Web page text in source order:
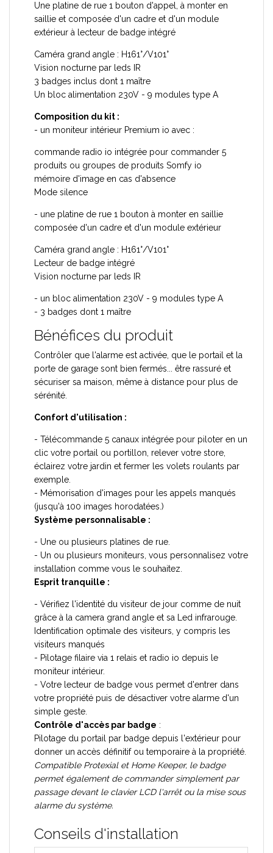
Une platine de rue 1 bouton d'appel, à monter en
saillie et composée d'un cadre et d'un module
extérieur à lecteur de badge intégré
Caméra grand angle : H161°/V101°
Vision nocturne par leds IR
3 badges inclus dont 1 maître
Un bloc alimentation 230V - 9 modules type A
Composition du kit :
- un moniteur intérieur Premium io avec :
commande radio io intégrée pour commander 5
produits ou groupes de produits Somfy io
mémoire d'image en cas d'absence
Mode silence
- une platine de rue 1 bouton à monter en saillie
composée d'un cadre et d'un module extérieur
Caméra grand angle : H161°/V101°
Lecteur de badge intégré
Vision nocturne par leds IR
- un bloc alimentation 230V - 9 modules type A
- 3 badges dont 1 maître
Bénéfices du produit
Contrôler que l'alarme est activée, que le portail et la
porte de garage sont bien fermés... être rassuré et
sécuriser sa maison, même à distance pour plus de
sérénité.
Confort d'utilisation :
- Télécommande 5 canaux intégrée pour piloter en un
clic votre portail ou portillon, relever votre store,
éclairez votre jardin et fermer les volets roulants par
exemple.
- Mémorisation d'images pour les appels manqués
(jusqu'à 100 images horodatées.)
Système personnalisable :
- Une ou plusieurs platines de rue.
- Un ou plusieurs moniteurs, vous personnalisez votre
installation comme vous le souhaitez.
Esprit tranquille :
- Vérifiez l'identité du visiteur de jour comme de nuit
grâce à la camera grand angle et sa Led infrarouge.
Identification optimale des visiteurs, y compris les
visiteurs manqués
- Pilotage filaire via 1 relais et radio io depuis le
moniteur intérieur.
- Votre lecteur de badge vous permet d'entrer dans
votre propriété puis de désactiver votre alarme d'un
simple geste.
Contrôle d'accès par badge :
Pilotage du portail par badge depuis l'extérieur pour
donner un accès définitif ou temporaire à la propriété.
Compatible Protexial et Home Keeper, le badge
permet également de commander simplement par
passage devant le clavier LCD l'arrêt ou la mise sous
alarme du système.
Conseils d'installation